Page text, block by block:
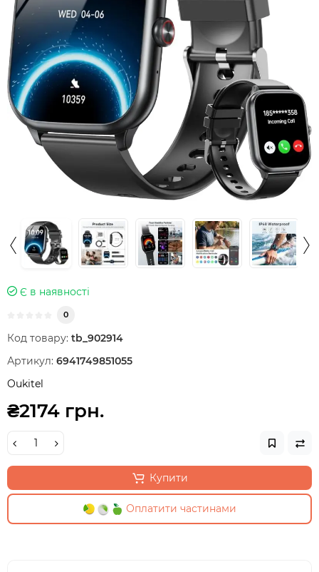
Є в наявності
0
Код товару: tb_902914
Артикул: 6941749851055
Oukitel
₴2174 грн.
Купити
Оплатити частинами